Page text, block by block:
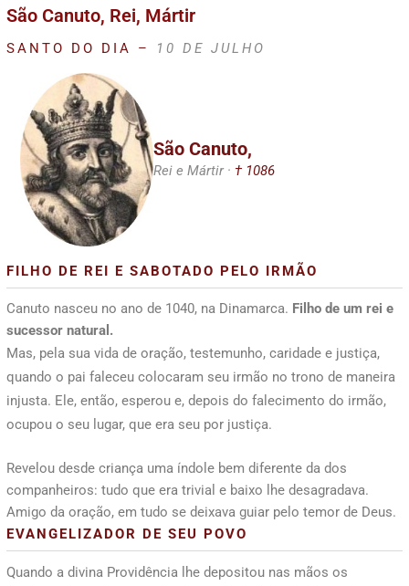
São Canuto, Rei, Mártir
SANTO DO DIA – 10 DE JULHO
São Canuto,
Rei e Mártir · † 1086
FILHO DE REI E SABOTADO PELO IRMÃO
Canuto nasceu no ano de 1040, na Dinamarca. Filho de um rei e
sucessor natural.
Mas, pela sua vida de oração, testemunho, caridade e justiça,
quando o pai faleceu colocaram seu irmão no trono de maneira
injusta. Ele, então, esperou e, depois do falecimento do irmão,
ocupou o seu lugar, que era seu por justiça.
Revelou desde criança uma índole bem diferente da dos
companheiros: tudo que era trivial e baixo lhe desagradava.
Amigo da oração, em tudo se deixava guiar pelo temor de Deus.
EVANGELIZADOR DE SEU POVO
Quando a divina Providência lhe depositou nas mãos os